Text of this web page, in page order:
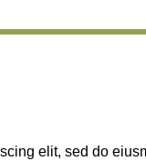
elit, sed do